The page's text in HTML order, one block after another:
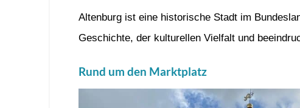
Altenburg ist eine historische Stadt im
Geschichte, der kulturellen Vielfalt und
Rund um den Marktplatz